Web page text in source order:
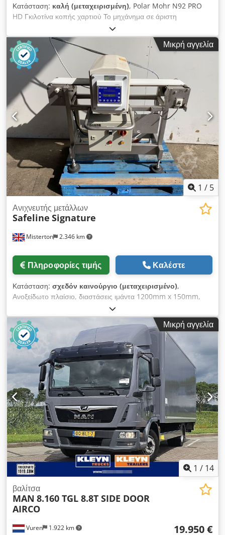
Κατάσταση: καλή (μεταχειρισμένη), Polar Mohr N92 PRO
HD Γκιλοτίνα κοπής χαρτιού Το μηχάνημα σε άριστη
κατάσταση, συντηρημένο και έτοιμο για χρήση. Έτος
κατασκευής: 2021. Μοναδικό μοντέλο στην αγορά.
Οπτικοποίηση κοπής στην οθόνη. Τεχνικά χαρακτηριστικά:
Πλάτος κοπής: 920mm Ύψος στοίβας: 130mm
Προγραμματιστής με έγχρωμη οθόνη αφής HD 21,5''
Τροφοδοσία: 400V Dwsdozph Raepfx Accoa Βάρος: 2000kg
Μεγαλυμένες πλαϊνές τραπέζες Επιφάνεια τραπεζιού με χρώμιο
Φωτισμός τραπεζιού και οπτική γραμμή κοπής Ευέλικτα
ρυθμιζόμενη δύναμη σύσφιξης Επιπρόσθετα πίσω καλύμματα
τραπεζιού Ανταλλακτική λεπίδα, μαχαιράκια κοπής, μπλοκ
χτυπήματος και εργαλεία λειτουργίας.
Μικρή αγγελία
1 / 5
Misterton 2.346 km
Ανιχνευτής μετάλλων
Safeline Signature
Πληροφορίες τιμής Καλέστε
Κατάσταση: σχεδόν καινούργιο (μεταχειρισμένο),
Ανοξείδωτο πλαίσιο, διαστάσεις ιμάντα 1200mm x 150mm,
διάφραγμα 200mm x 70mm, στάση / εκκίνηση, με συναγερμό,
3Ph Dodpfx Asfhdu Tsccewa
Μικρή αγγελία
1 / 14
Vuren 1.922 km
βαλίτσα
MAN 8.160 TGL 8.8T SIDE DOOR
AIRCO
19.950 €